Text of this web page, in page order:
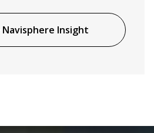
Navisphere Insight